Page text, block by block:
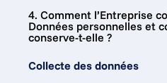
4. Comment l’Entreprise
Données personnelles et
conserve-t-elle ?
Collecte des données